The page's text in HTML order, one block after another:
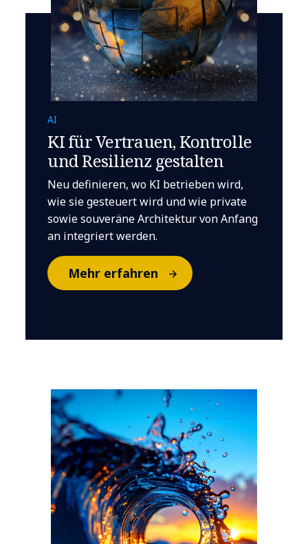
AI
KI für Vertrauen, Kontrolle
und Resilienz gestalten
Neu definieren, wo KI betrieben wird,
wie sie gesteuert wird und wie private
sowie souveräne Architektur von Anfang
an integriert werden.
Mehr erfahren